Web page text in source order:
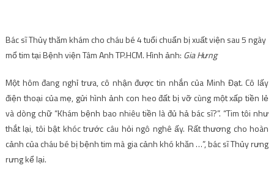
Bác sĩ Thủy thăm khám cho cháu bé 4 tuổi chuẩn bị xuất viện sau 5 ngày
mổ tim tại Bệnh viện Tâm Anh TP.HCM. Hình ảnh: Gia Hưng
Một hôm đang nghỉ trưa, cô nhận được tin nhắn của Minh Đạt. Cô lấy
điện thoại của mẹ, gửi hình ảnh con heo đất bị vỡ cùng một xấp tiền lẻ
và dòng chữ “Khám bệnh bao nhiêu tiền là đủ hả bác sĩ?”. “Tim tôi như
thắt lại, tôi bật khóc trước câu hỏi ngô nghê ấy. Rất thương cho hoàn
cảnh của cháu bé bị bệnh tim mà gia cảnh khó khăn …”, bác sĩ Thủy rưng
rưng kể lại.